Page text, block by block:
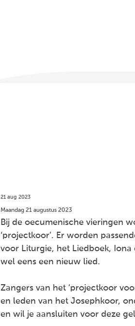
21 aug 2023
Maandag 21 augustus 2023
Bij de oecumenische vieringen
‘projectkoor’. Er worden
voor Liturgie, het Liedboek, Iona
wel eens een nieuw lied.
Zangers van het ‘projectkoor
en leden van het Josephkoor,
en wil je aansluiten voor deze